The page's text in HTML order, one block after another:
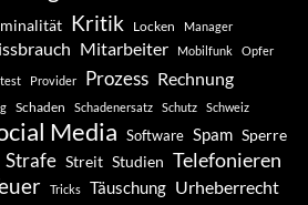
Kritik Locken Manager
Mitarbeiter Mobilfunk Opfer
Provider Prozess Rechnung
Schaden Schadenersatz Schutz Schweiz
Media Software Spam Sperre
Strafe Streit Studien Telefonieren
Tricks Täuschung Urheberrecht